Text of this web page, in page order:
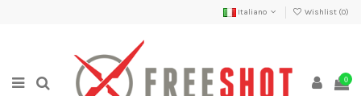
Italiano Wishlist (0)
0